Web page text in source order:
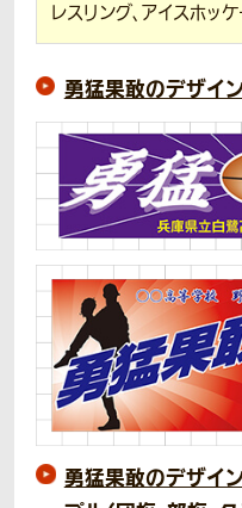
レスリング、アイスホッケ
勇猛果敢のデザイ
勇猛果敢のデザイ